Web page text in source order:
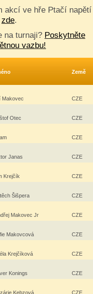
akcí ve hře Ptačí napětí
zde.
na turnaji? Poskytněte
vazbu!
Země
Makovec CZE
Otec CZE
CZE
Janas CZE
Krejčík CZE
Šišpera CZE
Makovec Jr CZE
Makovcová CZE
Krejčíková CZE
Konings CZE
Kebzová CZE